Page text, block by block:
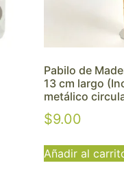
Pabilo de
13 cm largo
metálico
$9.00
Añadir al